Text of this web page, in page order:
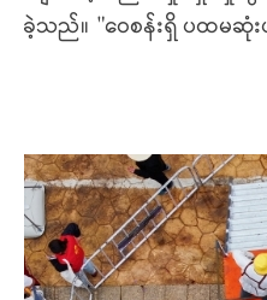
ခဲ့သည်။ "ဝေစန်းရှိ ပထမဆုံ